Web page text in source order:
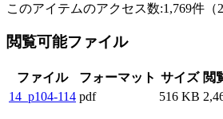
このアイテムのアクセス数:1,769件 （
閲覧可能ファイル
ファイル フォーマット サイズ 閲
14_p104-114 pdf 516 KB